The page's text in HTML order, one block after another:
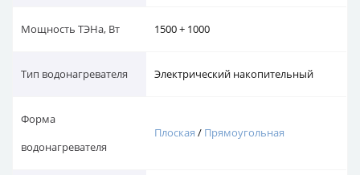
Мощность ТЭНа, Вт 1500 + 1000
Тип водонагревателя Электрический накопительный
Форма
водонагревателя
Плоская / Прямоугольная